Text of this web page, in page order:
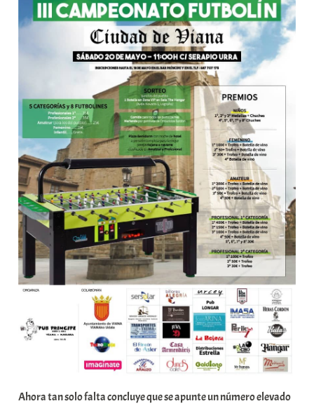
Ahora tan solo falta concluye que se apunte un número elevado